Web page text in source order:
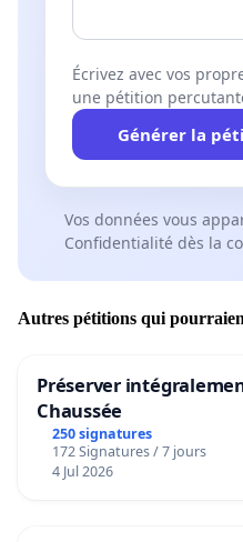
Écrivez avec vos
une pétition
Générer la
Vos données vous
Confidentialité dès la
Autres pétitions qui
Préserver
Chaussée
250 signatures
172 Signatures / 7 jours
4 Jul 2026